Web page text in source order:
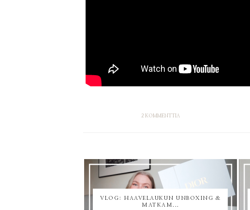
2 KOMMENTTIA
VLOG: HAAVELAUKUN UNBOXING &
MATKAM...